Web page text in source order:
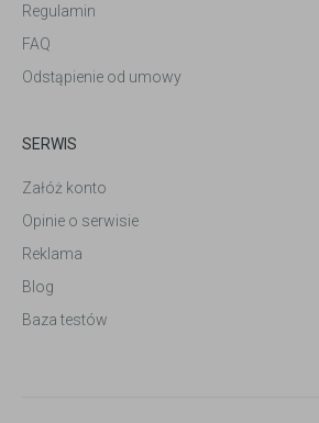
Regulamin
FAQ
Odstąpienie od umowy
SERWIS
Załóż konto
Opinie o serwisie
Reklama
Blog
Baza testów